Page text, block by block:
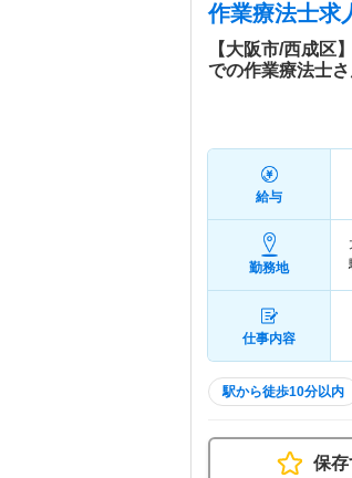
作業療法士求
【大阪市/西成区
での作業療法士
給与
勤務地
仕事内容
駅から徒歩10分以内
保存